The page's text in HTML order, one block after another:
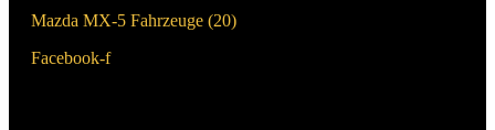
Mazda MX-5 Fahrzeuge (20)
Facebook-f